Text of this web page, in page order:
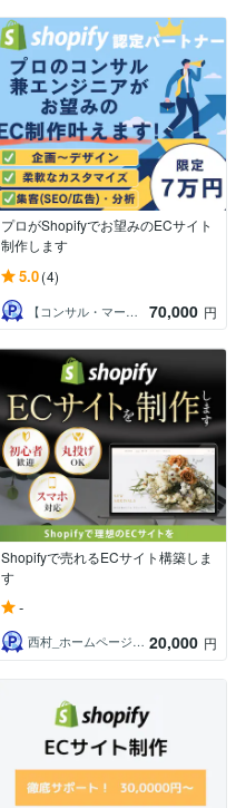
プロがShopifyでお望みのECサイト
制作します
5.0(4)
【コンサル・マーケ・エンジニア】Dai 70,000 円
Shopifyで売れるECサイト構築しま
す
-
西村_ホームページ制作 20,000 円